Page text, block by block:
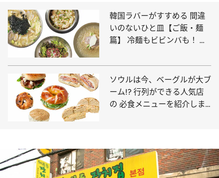
韓国ラバーがすすめる 間違
いのないひと皿【ご飯・麺
篇】 冷麺もビビンバも！ 大
ソウルは今、ベーグルが大ブ
ーム!? 行列ができる人気店
の 必食メニューを紹介しま